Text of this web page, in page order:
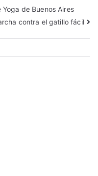
de Buenos Aires
contra el gatillo fácil